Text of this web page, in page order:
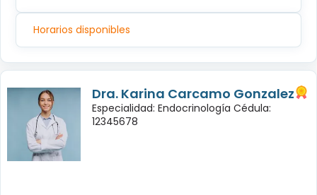
Horarios disponibles
Dra. Karina Carcamo Gonzalez
Especialidad: Endocrinología Cédula:
12345678